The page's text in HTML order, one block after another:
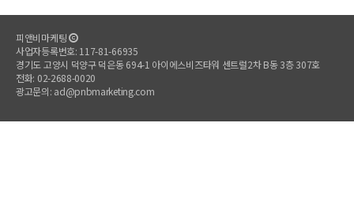
피앤비마케팅
사업자등록번호: 117-81-66935
경기도 고양시 덕양구 덕은동 694-1 아이에스비즈타워 센트럴2차 B동 3층 307호
전화: 02-2688-0020
광고문의: ad@pnbmarketing.com